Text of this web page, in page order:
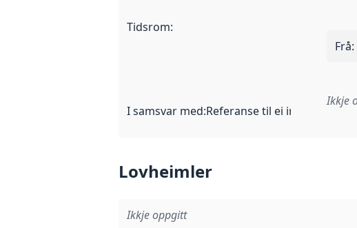
Tidsrom:
Frå:
I samsvar med:Referanse til ei
Ikkje
Lovheimler
Ikkje oppgitt